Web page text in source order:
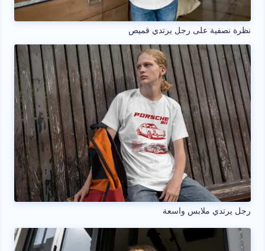
نظرة نصفية على رجل يرتدي قميص
رجل يرتدي ملابس واسعة